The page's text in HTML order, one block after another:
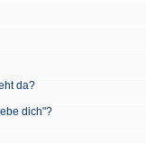
da?
dich"?